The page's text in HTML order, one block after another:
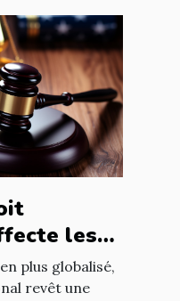
les
plus globalisé,
revêt une